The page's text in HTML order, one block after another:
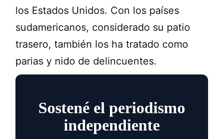
los Estados Unidos. Con los países
sudamericanos, considerado su patio
trasero, también los ha tratado como
parias y nido de delincuentes.
Sostené el periodismo
independiente